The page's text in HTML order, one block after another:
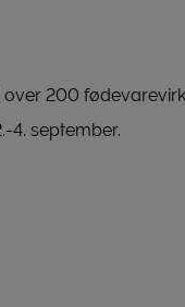
200
4. september.